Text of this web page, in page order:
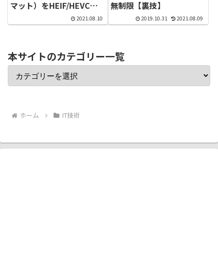
マット）をHEIF/HEVCで
はなくJPEGで送る方法
2021.08.10
無制限【裏技】
2019.10.31 2021.08.09
本サイトのカテゴリー一覧
ホーム IT技術